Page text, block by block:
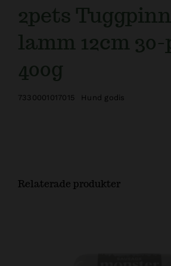
2pets
lamm 12cm
400g
7330001017015 Hund godis
Relaterade produkter